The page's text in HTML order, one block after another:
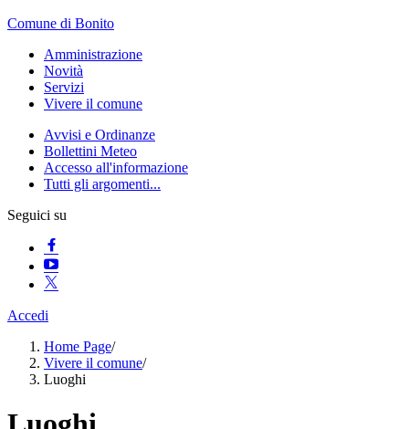
Comune di Bonito
Amministrazione
Novità
Servizi
Vivere il comune
Avvisi e Ordinanze
Bollettini Meteo
Accesso all'informazione
Tutti gli argomenti...
Seguici su
Accedi
Home Page/
Vivere il comune/
Luoghi